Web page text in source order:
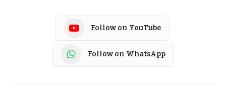
Follow on YouTube
Follow on WhatsApp